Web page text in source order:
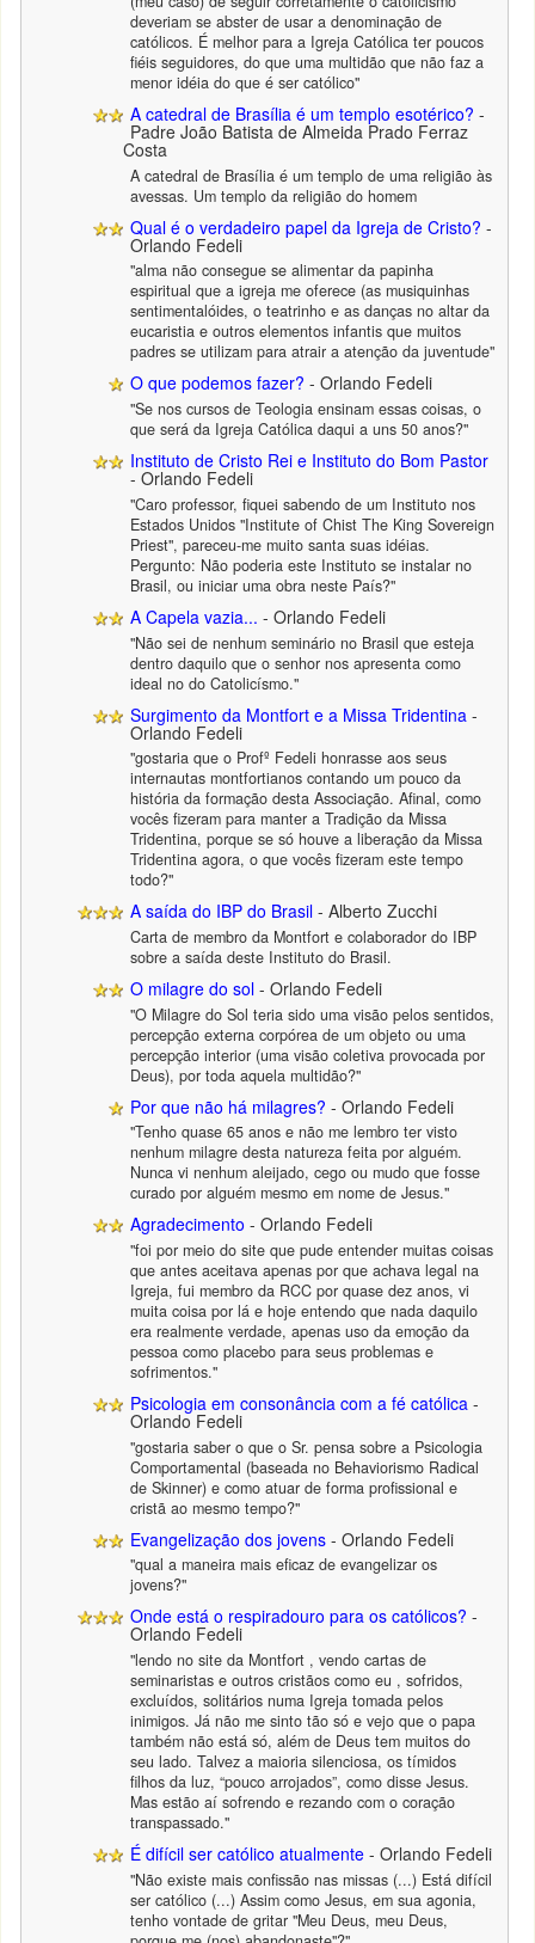
deveriam se abster de usar a denominação de
católicos. É melhor para a Igreja Católica ter poucos
fiéis seguidores, do que uma multidão que não faz a
menor idéia do que é ser católico"
A catedral de Brasília é um templo esotérico? -
Padre João Batista de Almeida Prado Ferraz
Costa
A catedral de Brasília é um templo de uma religião às
avessas. Um templo da religião do homem
Qual é o verdadeiro papel da Igreja de Cristo? -
Orlando Fedeli
"alma não consegue se alimentar da papinha
espiritual que a igreja me oferece (as musiquinhas
sentimentalóides, o teatrinho e as danças no altar da
eucaristia e outros elementos infantis que muitos
padres se utilizam para atrair a atenção da juventude"
O que podemos fazer? - Orlando Fedeli
"Se nos cursos de Teologia ensinam essas coisas, o
que será da Igreja Católica daqui a uns 50 anos?"
Instituto de Cristo Rei e Instituto do Bom Pastor
- Orlando Fedeli
"Caro professor, fiquei sabendo de um Instituto nos
Estados Unidos "Institute of Chist The King Sovereign
Priest", pareceu-me muito santa suas idéias.
Pergunto: Não poderia este Instituto se instalar no
Brasil, ou iniciar uma obra neste País?"
A Capela vazia... - Orlando Fedeli
"Não sei de nenhum seminário no Brasil que esteja
dentro daquilo que o senhor nos apresenta como
ideal no do Catolicísmo."
Surgimento da Montfort e a Missa Tridentina -
Orlando Fedeli
"gostaria que o Profº Fedeli honrasse aos seus
internautas montfortianos contando um pouco da
história da formação desta Associação. Afinal, como
vocês fizeram para manter a Tradição da Missa
Tridentina, porque se só houve a liberação da Missa
Tridentina agora, o que vocês fizeram este tempo
todo?"
A saída do IBP do Brasil - Alberto Zucchi
Carta de membro da Montfort e colaborador do IBP
sobre a saída deste Instituto do Brasil.
O milagre do sol - Orlando Fedeli
"O Milagre do Sol teria sido uma visão pelos sentidos,
percepção externa corpórea de um objeto ou uma
percepção interior (uma visão coletiva provocada por
Deus), por toda aquela multidão?"
Por que não há milagres? - Orlando Fedeli
"Tenho quase 65 anos e não me lembro ter visto
nenhum milagre desta natureza feita por alguém.
Nunca vi nenhum aleijado, cego ou mudo que fosse
curado por alguém mesmo em nome de Jesus."
Agradecimento - Orlando Fedeli
"foi por meio do site que pude entender muitas coisas
que antes aceitava apenas por que achava legal na
Igreja, fui membro da RCC por quase dez anos, vi
muita coisa por lá e hoje entendo que nada daquilo
era realmente verdade, apenas uso da emoção da
pessoa como placebo para seus problemas e
sofrimentos."
Psicologia em consonância com a fé católica -
Orlando Fedeli
"gostaria saber o que o Sr. pensa sobre a Psicologia
Comportamental (baseada no Behaviorismo Radical
de Skinner) e como atuar de forma profissional e
cristã ao mesmo tempo?"
Evangelização dos jovens - Orlando Fedeli
"qual a maneira mais eficaz de evangelizar os
jovens?"
Onde está o respiradouro para os católicos? -
Orlando Fedeli
"lendo no site da Montfort , vendo cartas de
seminaristas e outros cristãos como eu , sofridos,
excluídos, solitários numa Igreja tomada pelos
inimigos. Já não me sinto tão só e vejo que o papa
também não está só, além de Deus tem muitos do
seu lado. Talvez a maioria silenciosa, os tímidos
filhos da luz, “pouco arrojados”, como disse Jesus.
Mas estão aí sofrendo e rezando com o coração
transpassado."
É difícil ser católico atualmente - Orlando Fedeli
"Não existe mais confissão nas missas (...) Está difícil
ser católico (...) Assim como Jesus, em sua agonia,
tenho vontade de gritar "Meu Deus, meu Deus,